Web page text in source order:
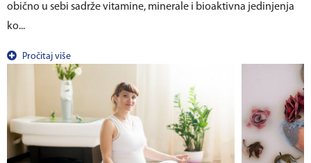
obično u sebi sadrže vitamine, minerale i bioaktivna jedinjenja
ko...
Pročitaj više